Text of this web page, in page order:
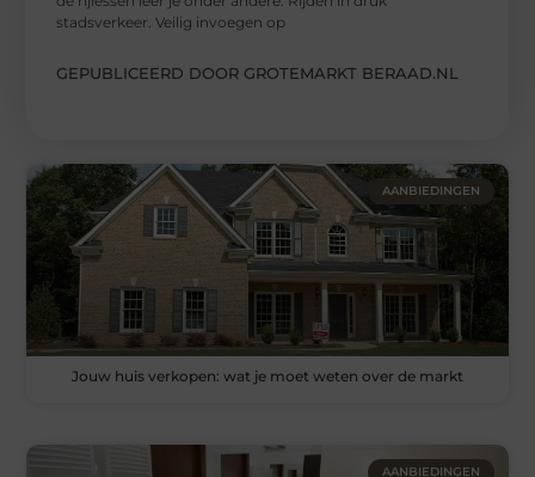
stadsverkeer. Veilig invoegen op
GEPUBLICEERD DOOR GROTEMARKT BERAAD.NL
AANBIEDINGEN
Jouw huis verkopen: wat je moet weten over de markt
AANBIEDINGEN